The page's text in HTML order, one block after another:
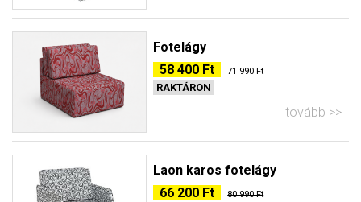
Fotelágy
58 400 Ft
71 990 Ft
RAKTÁRON
tovább
Laon karos fotelágy
66 200 Ft
80 990 Ft